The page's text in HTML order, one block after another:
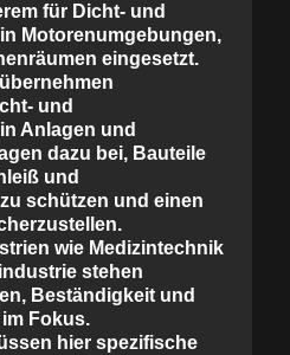
für Dicht- und
Motorenumgebungen,
eingesetzt.
übernehmen
und
Anlagen und
dazu bei, Bauteile
und
schützen und einen
wie Medizintechnik
stehen
Beständigkeit und
Fokus.
hier spezifische